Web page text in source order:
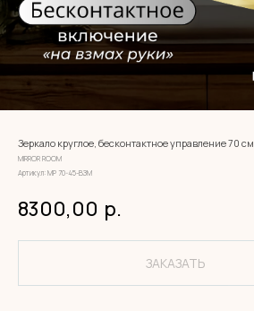
Зеркало круглое, бесконтактное управление 70 см
MIRROR ROOM
Артикул:МР 70-45-ВЗМ
8300,00 р.
ЗАКАЗАТЬ